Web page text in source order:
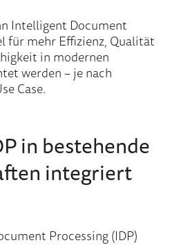
Intelligent Document
für mehr Effizienz, Qualität
in modernen
werden – je nach
Case.
in bestehende
integriert
Processing (IDP)